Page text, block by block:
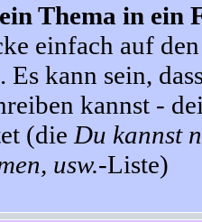
Thema in ein
einfach auf
Es kann sein,
kannst -
(die Du kannst
usw.-Liste)